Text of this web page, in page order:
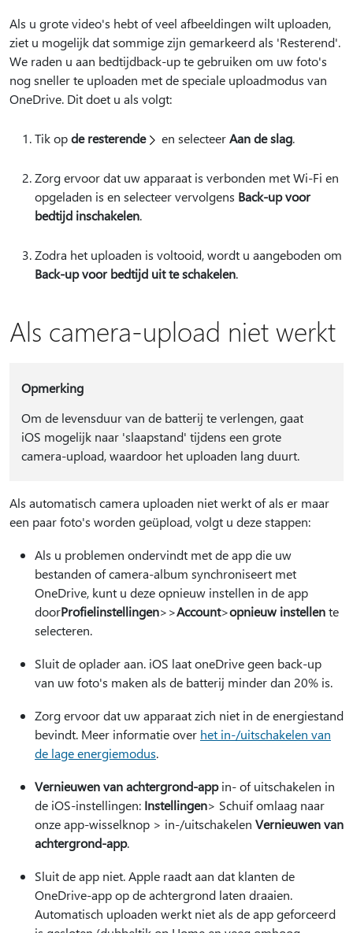
Als u grote video's hebt of veel afbeeldingen wilt uploaden,
ziet u mogelijk dat sommige zijn gemarkeerd als 'Resterend'.
We raden u aan bedtijdback-up te gebruiken om uw foto's
nog sneller te uploaden met de speciale uploadmodus van
OneDrive. Dit doet u als volgt:
Tik opde resterende en selecteerAan de slag.
Zorg ervoor dat uw apparaat is verbonden met Wi-Fi en
opgeladen is en selecteer vervolgens Back-up voor
bedtijd inschakelen.
Zodra het uploaden is voltooid, wordt u aangeboden om
Back-up voor bedtijd uit te schakelen.
Als camera-upload niet werkt
Opmerking
Om de levensduur van de batterij te verlengen, gaat
iOS mogelijk naar 'slaapstand' tijdens een grote
camera-upload, waardoor het uploaden lang duurt.
Als automatisch camera uploaden niet werkt of als er maar
een paar foto's worden geüpload, volgt u deze stappen:
Als u problemen ondervindt met de app die uw
bestanden of camera-album synchroniseert met
OneDrive, kunt u deze opnieuw instellen in de app
doorProfielinstellingen>>Account>opnieuw instellente
selecteren.
Sluit de oplader aan. iOS laat oneDrive geen back-up
van uw foto's maken als de batterij minder dan 20% is.
Zorg ervoor dat uw apparaat zich niet in de energiestand
bevindt. Meer informatie over het in-/uitschakelen van
de lage energiemodus.
Vernieuwen van achtergrond-appin- of uitschakelen in
de iOS-instellingen: Instellingen> Schuif omlaag naar
onze app-wisselknop > in-/uitschakelen Vernieuwen van
achtergrond-app.
Sluit de app niet. Apple raadt aan dat klanten de
OneDrive-app op de achtergrond laten draaien.
Automatisch uploaden werkt niet als de app geforceerd